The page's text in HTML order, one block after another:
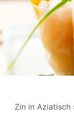
Zin in Aziatisch